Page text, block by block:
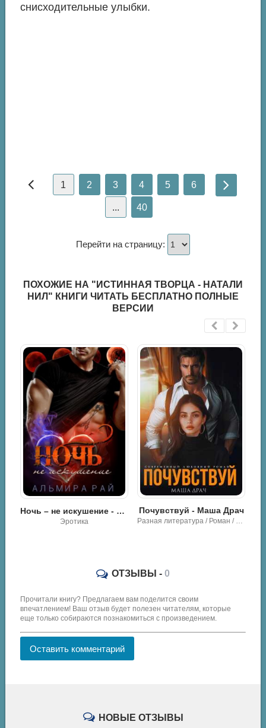
снисходительные улыбки.
1 2 3 4 5 6
... 40
Перейти на страницу:
ПОХОЖИЕ НА "ИСТИННАЯ ТВОРЦА - НАТАЛИ
НИЛ" КНИГИ ЧИТАТЬ БЕСПЛАТНО ПОЛНЫЕ
ВЕРСИИ
Ночь – не искушение - Альмира Рай Почувствуй - Маша Драч
Разная литература / Роман / Эротика
ОТЗЫВЫ - 0
Прочитали книгу? Предлагаем вам поделится своим
впечатлением! Ваш отзыв будет полезен читателям, которые
еще только собираются познакомиться с произведением.
Оставить комментарий
НОВЫЕ ОТЗЫВЫ